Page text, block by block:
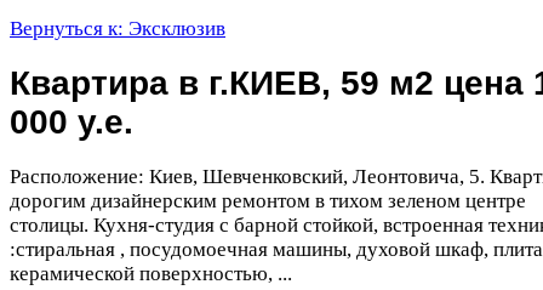
Вернуться к: Эксклюзив
Квартира в г.КИЕВ, 59 м2 цена
000 у.е.
Расположение: Киев, Шевченковский, Леонтовича, 5.
дорогим дизайнерским ремонтом в тихом зеленом центре
столицы. Кухня-студия с барной стойкой, встроенная
:стиральная , посудомоечная машины, духовой шкаф,
керамической поверхностью, ...